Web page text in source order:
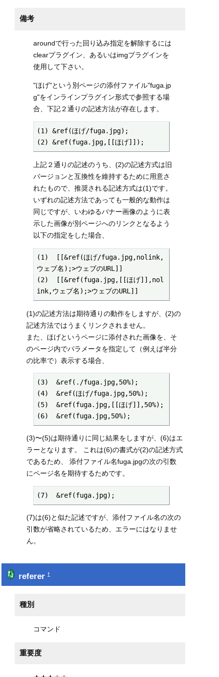
備考
aroundで行った回り込み指定を解除するには
clearプラグイン、あるいはimgプラグインを
使用して下さい。
"ほげ"という別ページの添付ファイル"fuga.jp
g"をインラインプラグイン形式で参照する場
合、下記２通りの記述方法が存在します。
(1) &ref(ほげ/fuga.jpg);
(2) &ref(fuga.jpg,[[ほげ]]);
上記２通りの記述のうち、(2)の記述方式は旧
バージョンと互換性を維持するために用意さ
れたもので、推奨される記述方式は(1)です。
いずれの記述方法であっても一般的な動作は
同じですが、いわゆるバナー画像のように表
示した画像が別ページへのリンクとなるよう
以下の指定をした場合、
(1)  [[&ref(ほげ/fuga.jpg,nolink,
ウェブ名);>ウェブのURL]]
(2)  [[&ref(fuga.jpg,[[ほげ]],nol
ink,ウェブ名);>ウェブのURL]]
(1)の記述方法は期待通りの動作をしますが、(2)の
記述方法ではうまくリンクされません。
また、ほげというページに添付された画像を、そ
のページ内でパラメータを指定して（例えば半分
の比率で）表示する場合、
(3)  &ref(./fuga.jpg,50%);
(4)  &ref(ほげ/fuga.jpg,50%);
(5)  &ref(fuga.jpg,[[ほげ]],50%);
(6)  &ref(fuga.jpg,50%);
(3)〜(5)は期待通りに同じ結果をしますが、(6)はエ
ラーとなります。 これは(6)の書式が(2)の記述方式
であるため、 添付ファイル名fuga.jpgの次の引数
にページ名を期待するためです。
(7)  &ref(fuga.jpg);
(7)は(6)と似た記述ですが、添付ファイル名の次の
引数が省略されているため、エラーにはなりませ
ん。
referer†
種別
コマンド
重要度